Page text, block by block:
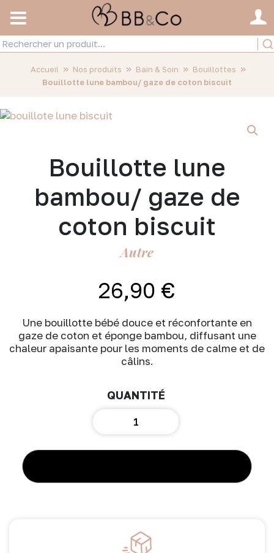
Accueil » Nos produits » Bain & Soin » Bouillottes »
Bouillotte lune bambou/ gaze de coton biscuit
Bouillotte lune
bambou/ gaze de
coton biscuit
Autre
26,90 €
Une bouillotte bébé douce et réconfortante en
gaze de coton et éponge bambou, diffusant une
chaleur apaisante pour les moments de calme et de
câlins.
lune